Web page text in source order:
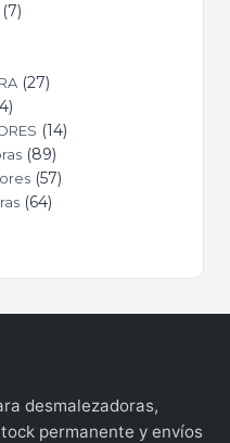
7
27
14
89
57
64
desmalezadoras,
permanente y envíos